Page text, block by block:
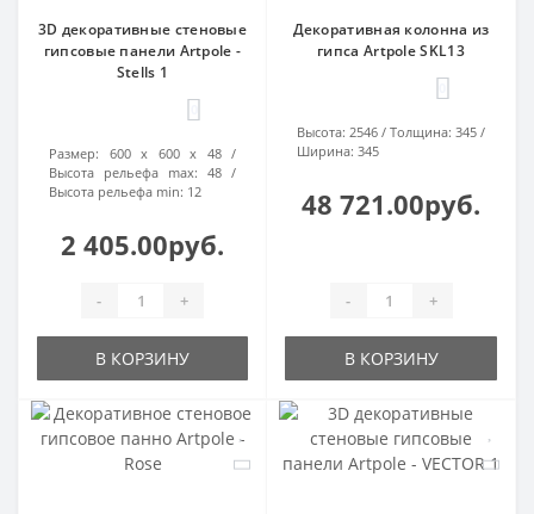
3D декоративные стеновые
гипсовые панели Artpole -
Stells 1
Размер:
600 х 600 х 48
Высота рельефа max: 48
Высота рельефа min: 12
2 405.00руб.
- +
В КОРЗИНУ
Декоративная колонна из
гипса Artpole SKL13
Высота: 2546 Толщина: 345
Ширина: 345
48 721.00руб.
- +
В КОРЗИНУ